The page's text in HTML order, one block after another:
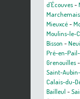
d'Écouves-
Mieuxcé-
Moulins-le-
Bisson -
Pré-en-
Grenouilles-
Saint-
Calais-du-
Bailleul -